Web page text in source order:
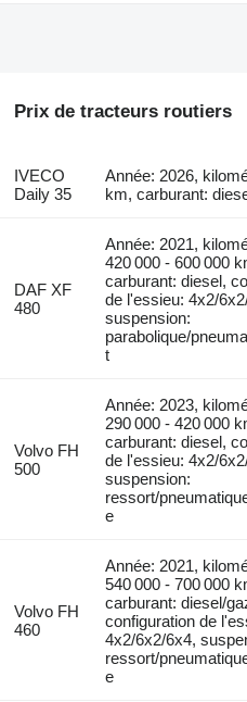
Prix de tracteurs routiers
IVECO
Daily 35
Année: 2026,
km, carburant:
DAF XF
480
Année: 2021,
420 000 - 600 000
carburant: diesel,
de l'essieu: 4x2/
suspension:
parabolique/
t
Volvo FH
500
Année: 2023,
290 000 - 420 000
carburant: diesel,
de l'essieu: 4x2/
suspension:
ressort/
e
Volvo FH
460
Année: 2021,
540 000 - 700 000
carburant: diesel/
configuration de
4x2/6x2/6x4,
ressort/
e